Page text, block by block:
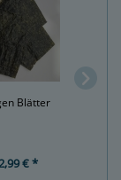
Blätter
€ *